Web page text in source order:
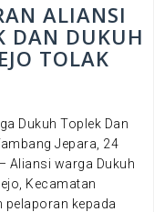
ALIANSI
DAN DUKUH
TOLAK
Dukuh Toplek Dan
Jepara, 24
Aliansi warga Dukuh
Kecamatan
pelaporan kepada